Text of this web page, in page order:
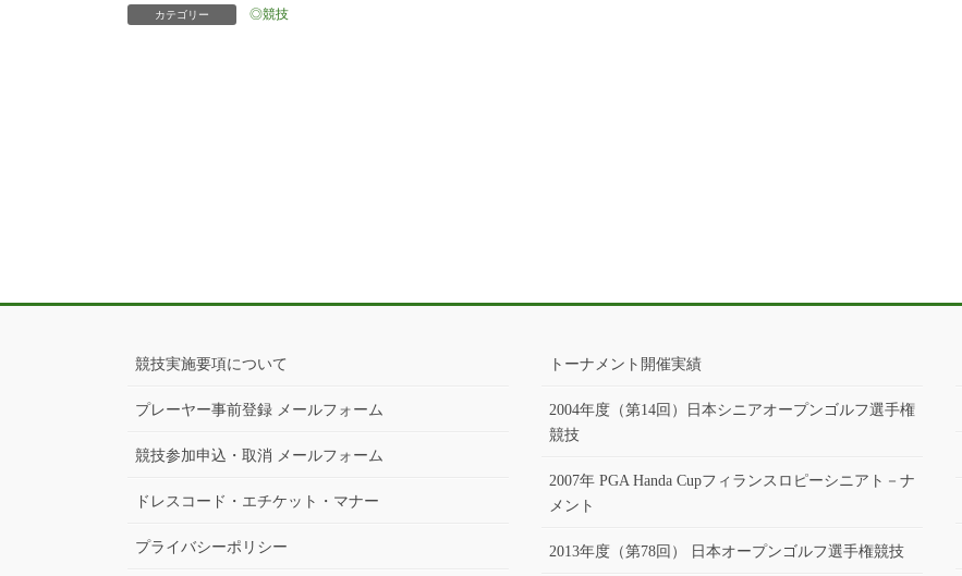
カテゴリー ◎競技
競技実施要項について
プレーヤー事前登録 メールフォーム
競技参加申込・取消 メールフォーム
ドレスコード・エチケット・マナー
プライバシーポリシー
トーナメント開催実績
2004年度（第14回）日本シニアオープンゴルフ選手権
競技
2007年 PGA Handa Cupフィランスロピーシニアト－ナ
メント
2013年度（第78回） 日本オープンゴルフ選手権競技